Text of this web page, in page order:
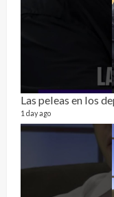
Las peleas en los
1 day ago